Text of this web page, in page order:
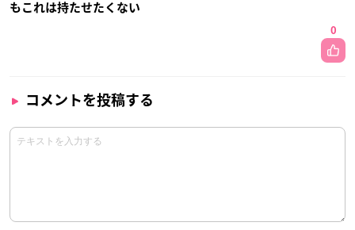
もこれは持たせたくない
0
コメントを投稿する